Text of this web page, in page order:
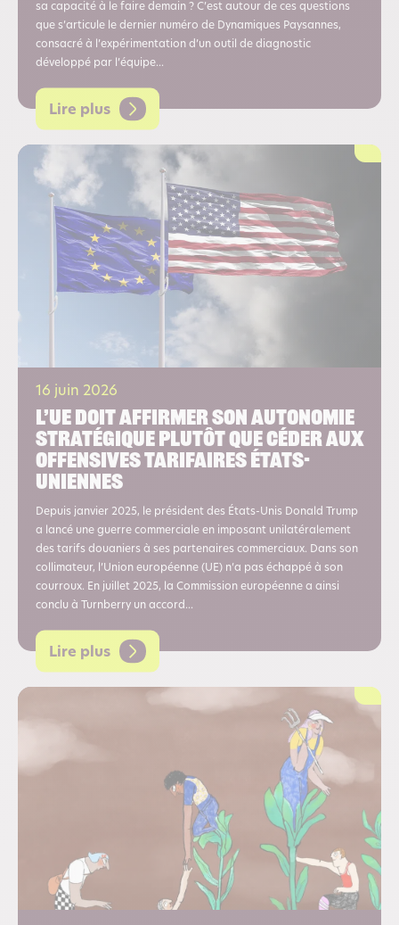
sa capacité à le faire demain ? C’est autour de ces questions
que s’articule le dernier numéro de Dynamiques Paysannes,
consacré à l’expérimentation d’un outil de diagnostic
développé par l’équipe...
Lire plus
16 juin 2026
L’UE doit affirmer son autonomie
stratégique plutôt que céder aux
offensives tarifaires états-
uniennes
Depuis janvier 2025, le président des États-Unis Donald Trump
a lancé une guerre commerciale en imposant unilatéralement
des tarifs douaniers à ses partenaires commerciaux. Dans son
collimateur, l’Union européenne (UE) n’a pas échappé à son
courroux. En juillet 2025, la Commission européenne a ainsi
conclu à Turnberry un accord...
Lire plus